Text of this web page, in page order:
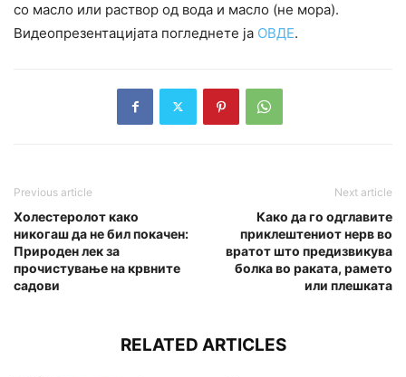
со масло или раствор од вода и масло (не мора).
Видеопрезентацијата погледнете ја ОВДЕ.
Previous article
Холестеролот како
никогаш да не бил покачен:
Природен лек за
прочистување на крвните
садови
Next article
Како да го одглавите
приклештениот нерв во
вратот што предизвикува
болка во раката, рамето
или плешката
RELATED ARTICLES